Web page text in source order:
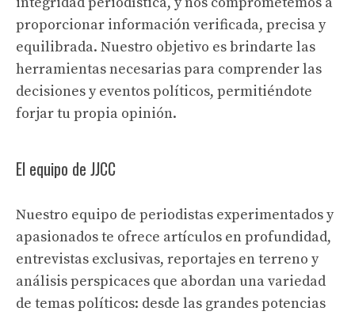
proporcionar información verificada, precisa y
equilibrada. Nuestro objetivo es brindarte las
herramientas necesarias para comprender las
decisiones y eventos políticos, permitiéndote
forjar tu propia opinión.
El equipo de JJCC
Nuestro equipo de periodistas experimentados y
apasionados te ofrece artículos en profundidad,
entrevistas exclusivas, reportajes en terreno y
análisis perspicaces que abordan una variedad
de temas políticos: desde las grandes potencias